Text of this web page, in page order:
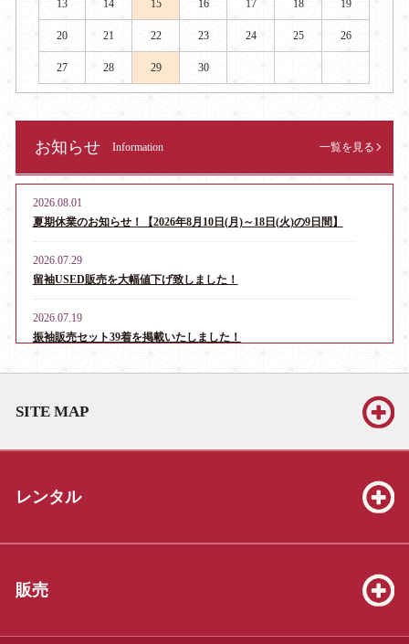
13 14 15 16 17 18 19
20 21 22 23 24 25 26
27 28 29 30
お知らせ Information 一覧を見る
2026.08.01
夏期休業のお知らせ！【2026年8月10日(月)～18日(火)の9日間】
2026.07.29
留袖USED販売を大幅値下げ致しました！
2026.07.19
振袖販売セット39着を掲載いたしました！
2026.06.13
した！
2026.06.13
した！
2026.05.23
SITE MAP
レンタル
販売